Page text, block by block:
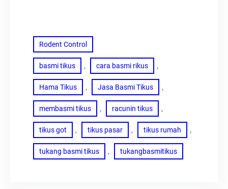
Rodent Control
basmi tikus , cara basmi rikus ,
Hama Tikus , Jasa Basmi Tikus ,
membasmi tikus , racunin tikus ,
tikus got , tikus pasar , tikus rumah ,
tukang basmi tikus , tukangbasmitikus